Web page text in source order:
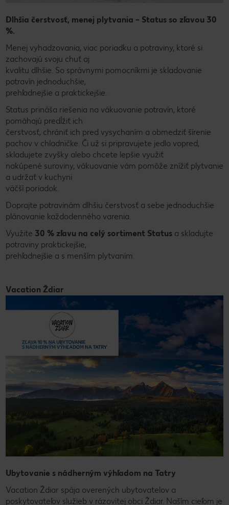
Dlhšia čerstvosť, menej plytvania – Status so zľavou 30
%.
Menej vyhadzovania, viac poriadku a potraviny, ktoré si
zachovajú svoju chuť aj
kvalitu dlhšie. So správnymi pomocníkmi je skladovanie
potravín jednoduchšie,
prehľadnejšie a praktickejšie.
Status prináša riešenia na vákuovanie potravín, ktoré
pomáhajú predĺžiť ich
čerstvosť, chrániť ich pred vysychaním a obmedziť šírenie
pachov v chladničke. Či už si pripravujete jedlo vopred,
skladujete zvyšky alebo chcete lepšie využiť
nakúpené suroviny, vákuovanie vám pomôže znížiť plytvanie
a udržať v kuchyni
väčší poriadok.
Doprajte potravinám dlhšiu čerstvosť a sebe jednoduchšie
plánovanie každodenného varenia.
Využite 30 % zľavu na celý sortiment Status a skladujte
potraviny praktickejšie,
prehľadnejšie a s menším plytvaním.
Vacation Ždiar
Ubytovanie s nádherným výhľadom na Tatry
Vacation Ždiar spája overených ubytovatelov a
poskytovateľov služieb v rázovitej obci Ždiar. Naším cieľom je